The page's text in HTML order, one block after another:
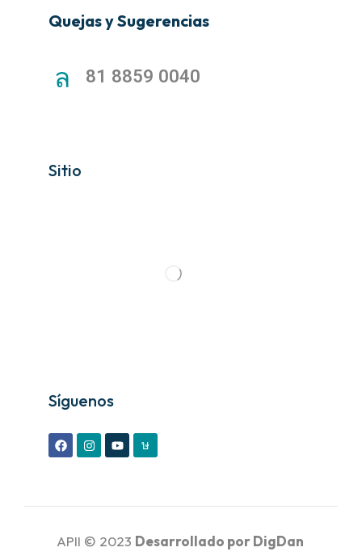
Quejas y Sugerencias
81 8859 0040
Sitio
Síguenos
APII © 2023 Desarrollado porDigDan